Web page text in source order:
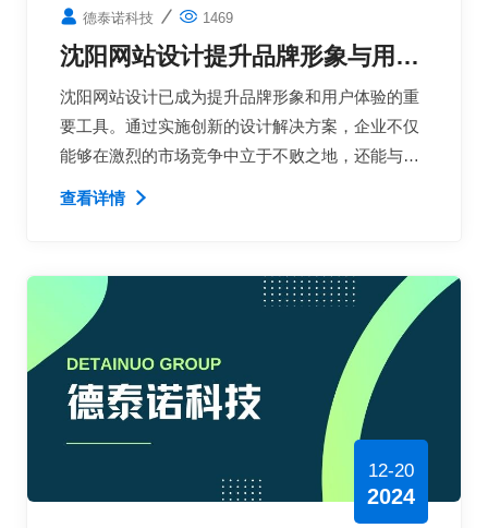
德泰诺科技 1469
沈阳网站设计提升品牌形象与用户
体验的创新解决方案
沈阳网站设计已成为提升品牌形象和用户体验的重
要工具。通过实施创新的设计解决方案，企业不仅
能够在激烈的市场竞争中立于不败之地，还能与客
户建立更深层次的联系。
查看详情
12-20
2024